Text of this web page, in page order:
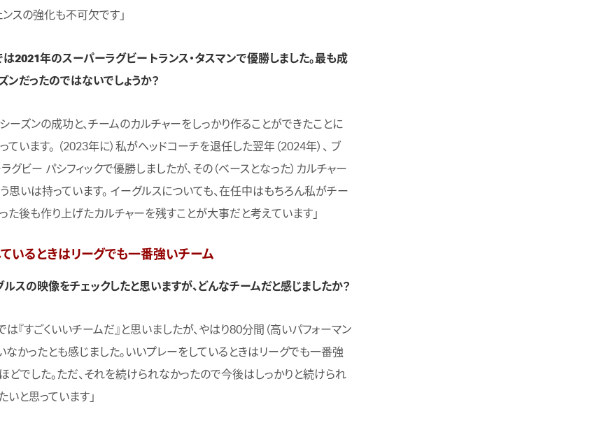
ンスの強化も不可欠です」
2021年のスーパーラグビー トランス・タスマンで優勝しました。最も成
ンだったのではないでしょうか？
シーズンの成功と、チームのカルチャーをしっかり作ることができたことに
ています。 （2023年に）私がヘッドコーチを退任した翌年（2024年）、 ブ
グビー パシフィックで優勝しましたが、その（ベースとなった）カルチャー
思いは持っています。 イーグルスについても、在任中はもちろん私がチー
た後も作り上げたカルチャーを残すことが大事だと考えています」
いるときはリーグでも一番強いチーム
の映像をチェックしたと思いますが、どんなチームだと感じましたか？
は『すごくいいチームだ』と思いましたが、やはり80分間（高いパフォーマン
なかったとも感じました。いいプレーをしているときはリーグでも一番強
どでした。ただ、それを続けられなかったので今後はしっかりと続けられ
いと思っています」